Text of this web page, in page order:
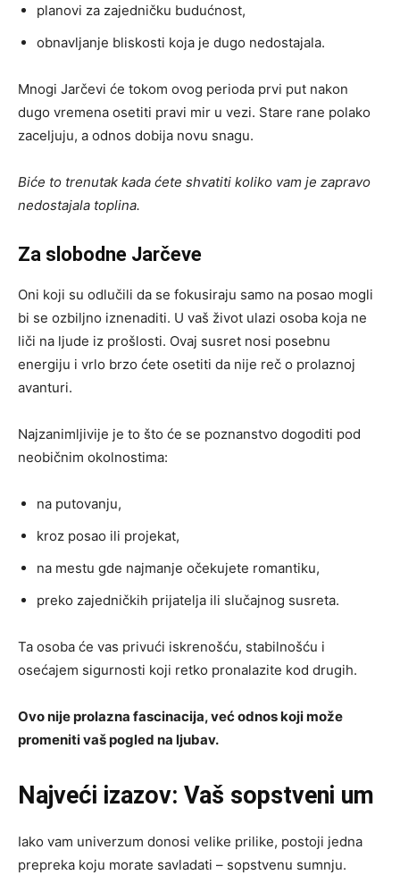
planovi za zajedničku budućnost,
obnavljanje bliskosti koja je dugo nedostajala.
Mnogi Jarčevi će tokom ovog perioda prvi put nakon
dugo vremena osetiti pravi mir u vezi. Stare rane polako
zaceljuju, a odnos dobija novu snagu.
Biće to trenutak kada ćete shvatiti koliko vam je zapravo
nedostajala toplina.
Za slobodne Jarčeve
Oni koji su odlučili da se fokusiraju samo na posao mogli
bi se ozbiljno iznenaditi. U vaš život ulazi osoba koja ne
liči na ljude iz prošlosti. Ovaj susret nosi posebnu
energiju i vrlo brzo ćete osetiti da nije reč o prolaznoj
avanturi.
Najzanimljivije je to što će se poznanstvo dogoditi pod
neobičnim okolnostima:
na putovanju,
kroz posao ili projekat,
na mestu gde najmanje očekujete romantiku,
preko zajedničkih prijatelja ili slučajnog susreta.
Ta osoba će vas privući iskrenošću, stabilnošću i
osećajem sigurnosti koji retko pronalazite kod drugih.
Ovo nije prolazna fascinacija, već odnos koji može
promeniti vaš pogled na ljubav.
Najveći izazov: Vaš sopstveni um
Iako vam univerzum donosi velike prilike, postoji jedna
prepreka koju morate savladati – sopstvenu sumnju.